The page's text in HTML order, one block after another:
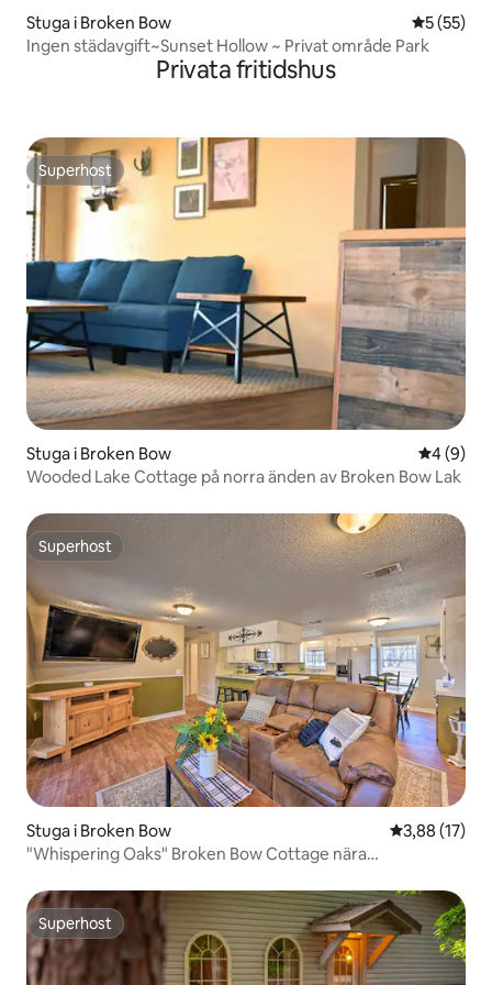
Stuga i Broken Bow 5 av 5 i
5 (55)
Ingen städavgift~Sunset Hollow ~ Privat område Park
Privata fritidshus
Superhost
Superhost
Stuga i Broken Bow 4 av 5 i
4 (9)
Wooded Lake Cottage på norra änden av Broken Bow Lak
Superhost
Superhost
Stuga i Broken Bow 3,88 av 5 i
3,88 (17)
"Whispering Oaks" Broken Bow Cottage nära
Superhost
Superhost